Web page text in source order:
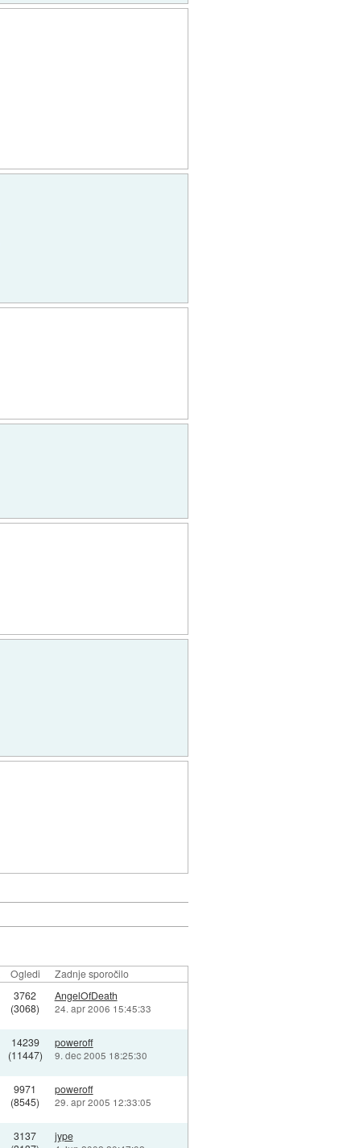
Ogledi Zadnje sporočilo
3762
(3068)
AngelOfDeath
24. apr 2006 15:45:33
14239
(11447)
poweroff
9. dec 2005 18:25:30
9971
(8545)
poweroff
29. apr 2005 12:33:05
3137
jype